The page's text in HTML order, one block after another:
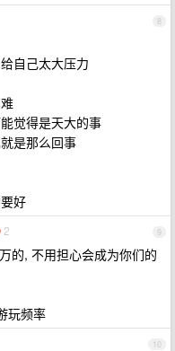
8
自己太大压力
觉得是天大的事
是那么回事
好
9
2
的, 不用担心会成为你们的
玩频率
10